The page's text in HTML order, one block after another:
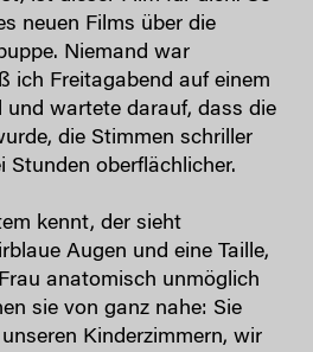
neuen Films über die
Niemand war
ich Freitagabend auf einem
und wartete darauf, dass die
die Stimmen schriller
Stunden oberflächlicher.
kennt, der sieht
Augen und eine Taille,
anatomisch unmöglich
sie von ganz nahe: Sie
Kinderzimmern, wir